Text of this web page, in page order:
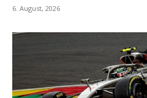
6. August, 2026